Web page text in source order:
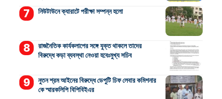
নিউটাউনে ক্যারাটে পরীক্ষা সম্পন্ন হলো
রাজনৈতিক কার্যকলাপের সঙ্গে যুক্ত থাকলে তাদের
বিরুদ্ধে কড়া ব্যবস্থা নেওয়া হবেঃমুখ্য সচিব
নুতন শ্রম আইনের বিরুদ্ধে ডেপুটি চিফ লেবার কমিশনার
কে স্মারকলিপি বিপিবিইএর